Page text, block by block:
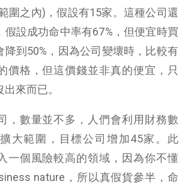
圍之內)，假設有15家。這種公司還
假設成功命中率有67%，但便宜時買
降到50%，因為公司變壞時，比較有
價格，但這價錢並非真的便宜，只
來而已。
，數量並不多，人們會利用財務數
大範圍，目標公司增加45家。此
一個風險較高的領域，因為你不懂
nature，所以真假貨參半，命